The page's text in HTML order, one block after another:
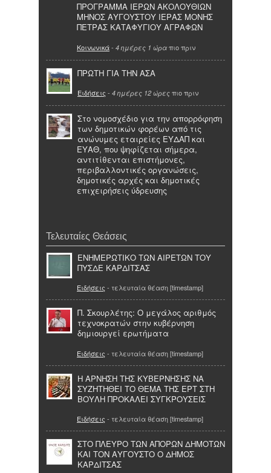
ΠΡΟΓΡΑΜΜΑ ΙΕΡΩΝ ΑΚΟΛΟΥΘΙΩΝ
ΜΗΝΟΣ ΑΥΓΟΥΣΤΟΥ ΙΕΡΑΣ ΜΟΝΗΣ
ΠΕΤΡΑΣ ΚΑΤΑΦΥΓΙΟΥ ΑΓΡΑΦΩΝ
Κοινωνικά- 4 ημέρες 1 ώρα πιο πριν
ΠΡΩΤΗ ΓΙΑ ΤΗΝ ΑΣΑ
Ειδήσεις - 4 ημέρες 12 ώρες πιο πριν
Στο νομοσχέδιο για την απορρόφηση
των δημοτικών φορέων από τις
ανώνυμες εταιρείες ΕΥΔΑΠ και
ΕΥΑΘ, που ψηφίζεται σήμερα,
αντιτίθενται επιστήμονες,
περιβαλλοντικές οργανώσεις,
δημοτικές αρχές και δημοτικές
επιχειρήσεις ύδρευσης
Τελευταίες Θεάσεις
ΕΝΗΜΕΡΩΤΙΚΟ ΤΩΝ ΑΙΡΕΤΩΝ ΤΟΥ
ΠΥΣΔΕ ΚΑΡΔΙΤΣΑΣ
Ειδήσεις - τελευταία θέαση [timestamp]
Π. Σκουρλέτης: Ο μεγάλος αριθμός
τεχνοκρατών στην κυβέρνηση
δημιουργεί ερωτήματα
Ειδήσεις - τελευταία θέαση [timestamp]
Η ΑΡΝΗΣΗ ΤΗΣ ΚΥΒΕΡΝΗΣΗΣ ΝΑ
ΣΥΖΗΤΗΘΕΙ ΤΟ ΘΕΜΑ ΤΗΣ ΕΡΤ ΣΤΗ
ΒΟΥΛΗ ΠΡΟΚΑΛΕΙ ΣΥΓΚΡΟΥΣΕΙΣ
Ειδήσεις - τελευταία θέαση [timestamp]
ΣΤΟ ΠΛΕΥΡΟ ΤΩΝ ΑΠΟΡΩΝ ΔΗΜΟΤΩΝ
ΚΑΙ ΤΟΝ ΑΥΓΟΥΣΤΟ Ο ΔΗΜΟΣ
ΚΑΡΔΙΤΣΑΣ